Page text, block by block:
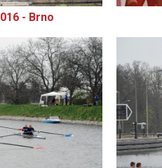
- Brno